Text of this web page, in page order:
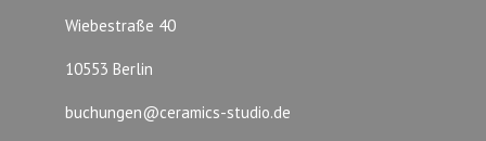
Wiebestraße 40
10553 Berlin
buchungen@ceramics-studio.de